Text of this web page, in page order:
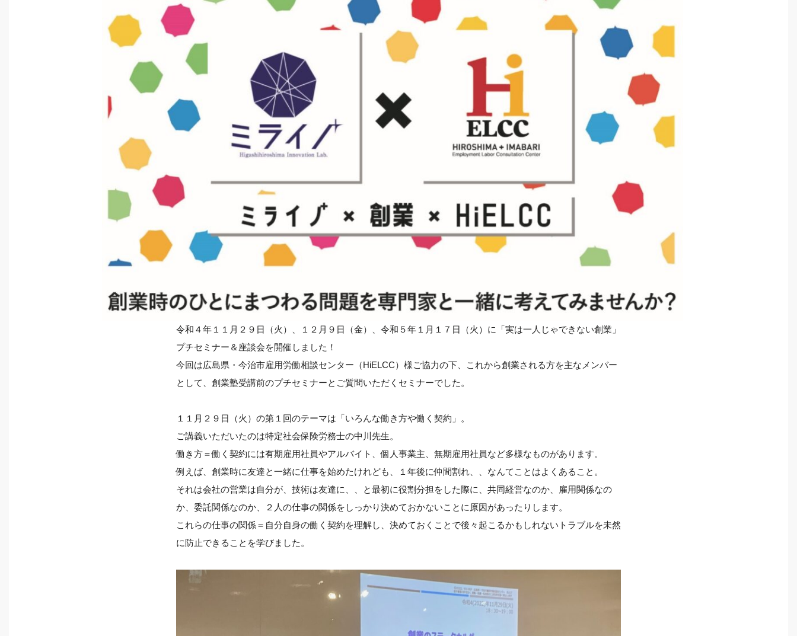
令和４年１１月２９日（火）、１２月９日（金）、令和５年１月１７日（火）に「実は一人じゃできない創業」
プチセミナー＆座談会を開催しました！
今回は広島県・今治市雇用労働相談センター（HiELCC）様ご協力の下、これから創業される方を主なメンバー
として、創業塾受講前のプチセミナーとご質問いただくセミナーでした。
１１月２９日（火）の第１回のテーマは「いろんな働き方や働く契約」。
ご講義いただいたのは特定社会保険労務士の中川先生。
働き方＝働く契約には有期雇用社員やアルバイト、個人事業主、無期雇用社員など多様なものがあります。
例えば、創業時に友達と一緒に仕事を始めたけれども、１年後に仲間割れ、、なんてことはよくあること。
それは会社の営業は自分が、技術は友達に、、と最初に役割分担をした際に、共同経営なのか、雇用関係なの
か、委託関係なのか、２人の仕事の関係をしっかり決めておかないことに原因があったりします。
これらの仕事の関係＝自分自身の働く契約を理解し、決めておくことで後々起こるかもしれないトラブルを未然
に防止できることを学びました。